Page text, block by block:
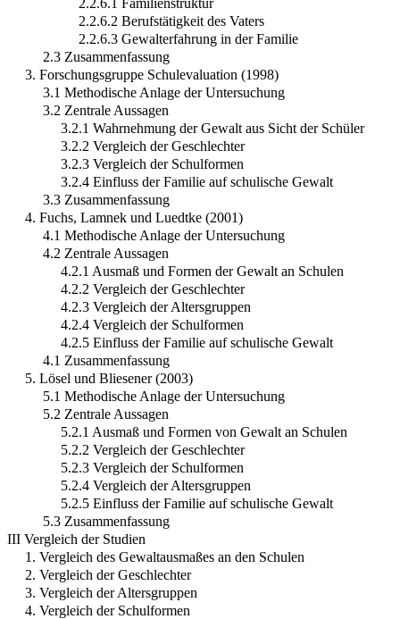
2.2.6.2 Berufstätigkeit des Vaters
2.2.6.3 Gewalterfahrung in der Familie
2.3 Zusammenfassung
3. Forschungsgruppe Schulevaluation (1998)
3.1 Methodische Anlage der Untersuchung
3.2 Zentrale Aussagen
3.2.1 Wahrnehmung der Gewalt aus Sicht der Schüler
3.2.2 Vergleich der Geschlechter
3.2.3 Vergleich der Schulformen
3.2.4 Einfluss der Familie auf schulische Gewalt
3.3 Zusammenfassung
4. Fuchs, Lamnek und Luedtke (2001)
4.1 Methodische Anlage der Untersuchung
4.2 Zentrale Aussagen
4.2.1 Ausmaß und Formen der Gewalt an Schulen
4.2.2 Vergleich der Geschlechter
4.2.3 Vergleich der Altersgruppen
4.2.4 Vergleich der Schulformen
4.2.5 Einfluss der Familie auf schulische Gewalt
4.1 Zusammenfassung
5. Lösel und Bliesener (2003)
5.1 Methodische Anlage der Untersuchung
5.2 Zentrale Aussagen
5.2.1 Ausmaß und Formen von Gewalt an Schulen
5.2.2 Vergleich der Geschlechter
5.2.3 Vergleich der Schulformen
5.2.4 Vergleich der Altersgruppen
5.2.5 Einfluss der Familie auf schulische Gewalt
5.3 Zusammenfassung
III Vergleich der Studien
1. Vergleich des Gewaltausmaßes an den Schulen
2. Vergleich der Geschlechter
3. Vergleich der Altersgruppen
4. Vergleich der Schulformen